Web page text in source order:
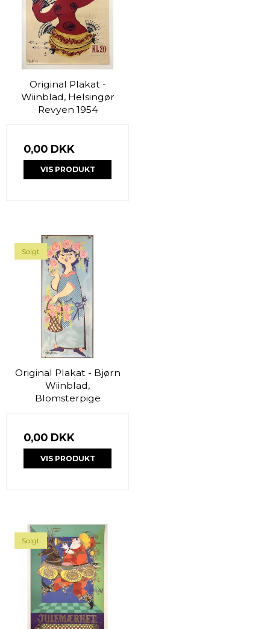
Original Plakat -
Wiinblad, Helsingør
Revyen 1954
0,00 DKK
VIS PRODUKT
Solgt
Original Plakat - Bjørn
Wiinblad,
Blomsterpige
0,00 DKK
VIS PRODUKT
Solgt